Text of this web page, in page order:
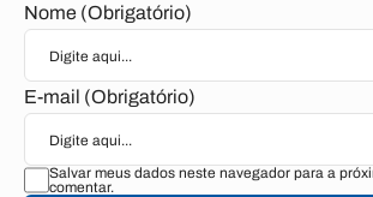
Nome (Obrigatório)
E-mail (Obrigatório)
Salvar meus dados neste navegador para a
comentar.